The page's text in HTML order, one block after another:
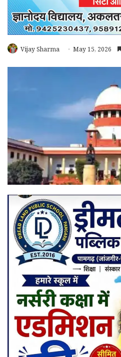
Vijay Sharma May 15, 2026